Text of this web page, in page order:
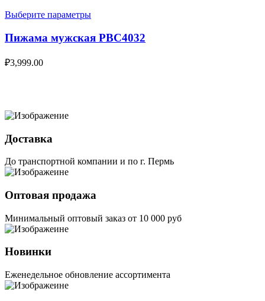
Выберите параметры
Пижама мужская PBC4032
₽3,999.00
Доставка
До транспортной компании и по г. Пермь
Оптовая продажа
Минимальный оптовый заказ от 10 000 руб
Новинки
Еженедельное обновление ассортимента